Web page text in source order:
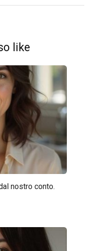
like
nostro conto.